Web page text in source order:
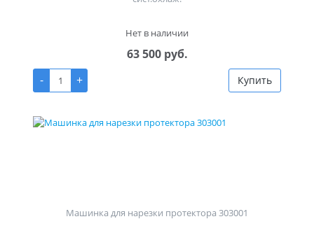
Нет в наличии
63 500 руб.
-
+ Купить
Машинка для нарезки протектора 303001